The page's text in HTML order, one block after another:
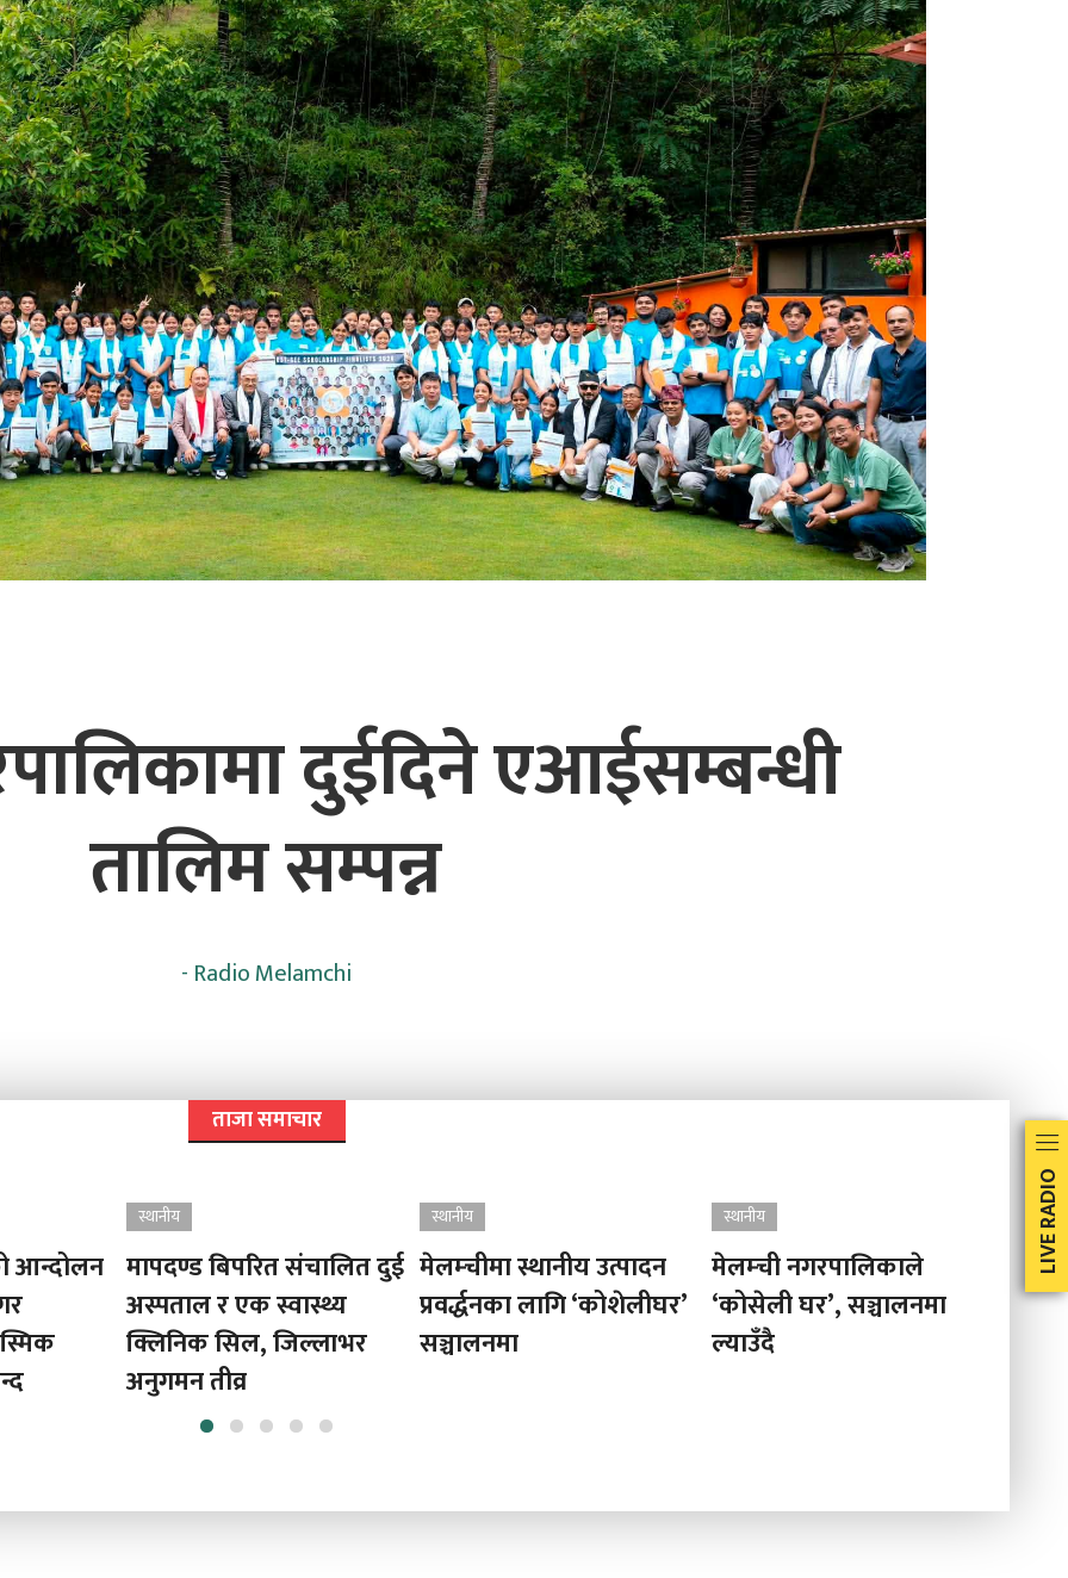
दुईदिने एआईसम्बन्धी
तालिम सम्पन्न
- Radio Melamchi
ताजा समाचार
दुई
स्थानीय
मेलम्चीमा स्थानीय उत्पादन
प्रवर्द्धनका लागि ‘कोशेलीघर’
सञ्चालनमा
स्थानीय
मेलम्ची नगरपालिकाले
‘कोसेली घर’, सञ्चालनमा
ल्याउँदै
स्थानीय
धापमा सडकको भित्ता
कटानपछि पहिरो, ५० भन्दा
बढी घर उच्च जोखिममा,
स्थानीय
LIVE RADIO